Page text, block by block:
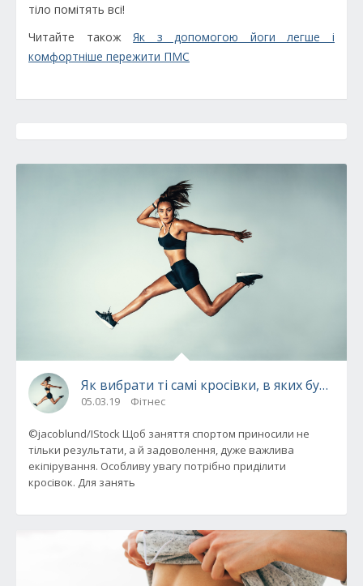
тіло помітять всі!
Читайте також
Як з допомогою йоги легше і
комфортніше пережити ПМС
Як вибрати ті самі кросівки, в яких буде
05.03.19 Фітнес
©jacoblund/IStock Щоб заняття спортом приносили не
тільки результати, а й задоволення, дуже важлива
екіпірування. Особливу увагу потрібно приділити
кросівок. Для занять